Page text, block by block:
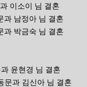
이소이 님 결혼
과 남정아 님 결혼
과 박금숙 님 결혼
윤현경 님 결혼
문과 김신아 님 결혼